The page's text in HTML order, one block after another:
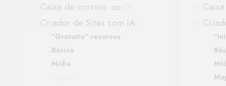
Caixa de correio:
Criador de Sites com IA:
"Gratuito" recursos
Básico
Mídia